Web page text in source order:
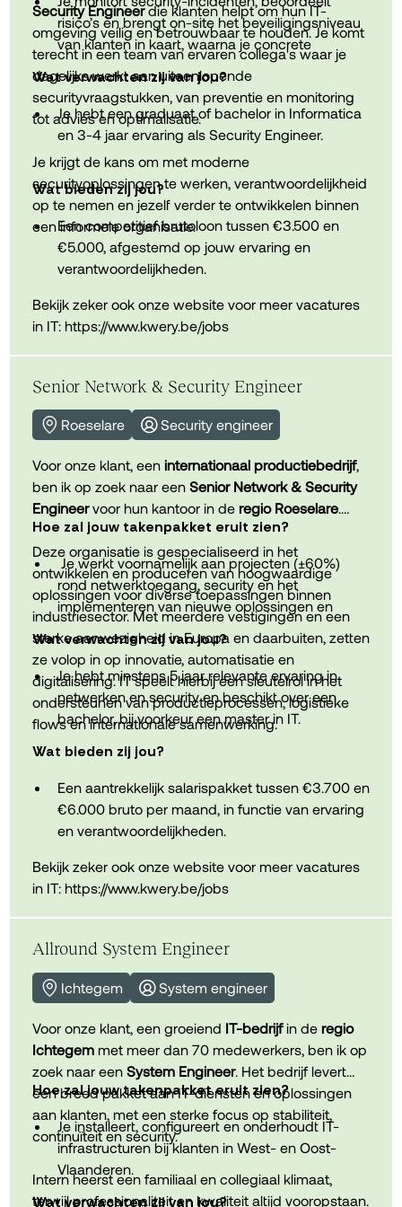
Ruime mogelijkheden om opleidingen te volgen,
certificeringen te behalen en jezelf verder te
ontwikkelen binnen cybersecurity.
Een moderne werkomgeving waar
samenwerking, kennisdeling en persoonlijke
groei centraal staan, aangevuld met
verschillende sportieve en sociale activiteiten.
Security Engineerdie klanten helpt om hun IT-
omgeving veilig en betrouwbaar te houden. Je komt
terecht in een team van ervaren collega's waar je
dagelijks werkt aan uiteenlopende
securityvraagstukken, van preventie en monitoring
tot advies en optimalisatie.
Je krijgt de kans om met moderne
securityoplossingen te werken, verantwoordelijkheid
op te nemen en jezelf verder te ontwikkelen binnen
een informele organisatie.
risico’s en brengt on-site het beveiligingsniveau
van klanten in kaart, waarna je concrete
actieplannen en verbetertrajecten opstelt.
Je ondersteunt het Incident Response Team,
verzorgt trainingen voor gebruikersbewustzijn en
helpt klanten hun security maturity te verhogen.
Je specialiseert je in tools zoals Elastic,
vulnerability management-platformen of anti-
phishingoplossingen en adviseert over proces-
en rapportageverbeteringen.
Wat verwachten zij van jou?
Je hebt een graduaat of bachelor in Informatica
en 3-4 jaar ervaring als Security Engineer.
Je hebt diepgaande kennis van Cybersecurity,
MITRE ATT&CK, SIEM, IDS/IPS, EDR, vulnerability
assessments en IT-infrastructuur (Azure, M365).
Je denkt creatief en out-of-the-box, vindt
staat open voor het behalen van relevante
certificeringen.
Je communiceert duidelijk en professioneel met
mondeling (presentaties).
Wat bieden zij jou?
Een competitief brutoloon tussen €3.500 en
€5.000, afgestemd op jouw ervaring en
verantwoordelijkheden.
Maandelijkse netto onkostenvergoeding voor
werkgerelateerde kosten.
Een moderne werkplek inclusief bedrijfswagen
abonnement.
Flexibele werkuren met de mogelijkheid om tot 2
dagen per week van thuis uit te werken.
gemak in het dagelijks leven.
Groepsverzekering en uitgebreide
hospitalisatieverzekering voor optimale
zekerheid.
26 verlofdagen, leuke teamactiviteiten, interne
kennisdeling en een jaarlijkse familiedag.
Bekijk zeker ook onze website voor meer vacatures
in IT: https://www.kwery.be/jobs
Senior Network & Security Engineer
Roeselare Security engineer
Voor onze klant, een internationaal productiebedrijf,
ben ik op zoek naar een Senior Network & Security
Engineervoor hun kantoor in de regio Roeselare.
Deze organisatie is gespecialiseerd in het
ontwikkelen en produceren van hoogwaardige
oplossingen voor diverse toepassingen binnen
industriesector. Met meerdere vestigingen en een
sterke aanwezigheid in Europa en daarbuiten, zetten
ze volop in op innovatie, automatisatie en
digitalisering. IT speelt hierbij een sleutelrol in het
ondersteunen van productieprocessen, logistieke
flows en internationale samenwerking.
Hoe zal jouw takenpakket eruit zien?
Je werkt voornamelijk aan projecten (±60%)
rond netwerktoegang, security en het
implementeren van nieuwe oplossingen en
Je staat in voor monitoring en onderhoud (±30%)
om de stabiliteit en veiligheid van de IT-
omgeving te garanderen.
Je biedt sporadisch (±10%) ondersteuning bij
complexe technische issues en werkt samen
met teams aan verbeteringen en innovatie.
Wat verwachten zij van jou?
Je hebt minstens 5 jaar relevante ervaring in
netwerken en security en beschikt over een
bachelor, bij voorkeur een master in IT.
(firewalls, security policies), aangevuld met
Cisco-netwerken, Darktrace en protocollen zoals
L2/L3, routing, 802.1x en SDN.
Je combineert een sterk analytisch vermogen
met een gestructureerde, stressbestendige
aanpak en communiceert vlot in Nederlands en
Engels.
Wat bieden zij jou?
Een aantrekkelijk salarispakket tussen €3.700 en
€6.000 bruto per maand, in functie van ervaring
en verantwoordelijkheden.
Je krijgt een bedrijfswagen met tankkaart of
laadpas, aangevuld met een volledig uitgerust
pakket van laptop, smartphone en abonnement.
onkostenvergoeding van €250 per maand,
Je geniet van een uitgebreide groeps- en
hospitalisatieverzekering, waarbij ook
gezinsleden kunnen aansluiten.
Er is een collectief en prestatiegebonden
bonussysteem dat inzet en resultaten beloont.
Bekijk zeker ook onze website voor meer vacatures
in IT: https://www.kwery.be/jobs
Allround System Engineer
Ichtegem System engineer
Voor onze klant, een groeiend IT-bedrijfin de regio
Ichtegem met meer dan 70 medewerkers, ben ik op
zoek naar een System Engineer. Het bedrijf levert
een breed pakket aan IT-diensten en oplossingen
aan klanten, met een sterke focus op stabiliteit,
continuïteit en security.
Intern heerst een familiaal en collegiaal klimaat,
terwijl professionaliteit en kwaliteit altijd vooropstaan.
Hoe zal jouw takenpakket eruit zien?
Je installeert, configureert en onderhoudt IT-
infrastructuren bij klanten in West- en Oost-
Vlaanderen.
Wat verwachten zij van jou?